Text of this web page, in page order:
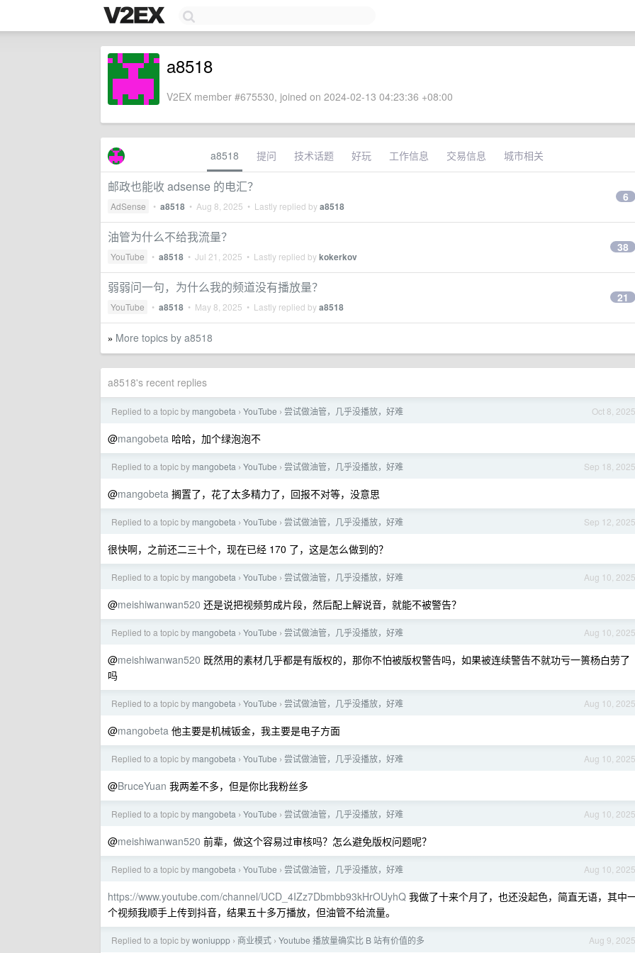
a8518
V2EX member #675530, joined on 2024-02-13 04:23:36 +08:00
a8518 提问 技术话题 好玩 工作信息 交易信息 城市相关
邮政也能收 adsense 的电汇？
AdSense • a8518 • Aug 8, 2025 • Lastly replied bya8518
6
油管为什么不给我流量？
YouTube • a8518 • Jul 21, 2025 • Lastly replied bykokerkov
38
弱弱问一句，为什么我的频道没有播放量？
YouTube • a8518 • May 8, 2025 • Lastly replied bya8518
21
» More topics by a8518
a8518's recent replies
Oct 8, 2025
Replied to a topic by mangobeta › YouTube › 尝试做油管，几乎没播放，好难
@mangobeta 哈哈，加个绿泡泡不
Sep 18, 2025
Replied to a topic by mangobeta › YouTube › 尝试做油管，几乎没播放，好难
@mangobeta 搁置了，花了太多精力了，回报不对等，没意思
Sep 12, 2025
Replied to a topic by mangobeta › YouTube › 尝试做油管，几乎没播放，好难
很快啊，之前还二三十个，现在已经 170 了，这是怎么做到的？
Aug 10, 2025
Replied to a topic by mangobeta › YouTube › 尝试做油管，几乎没播放，好难
@meishiwanwan520 还是说把视频剪成片段，然后配上解说音，就能不被警告？
Aug 10, 2025
Replied to a topic by mangobeta › YouTube › 尝试做油管，几乎没播放，好难
@meishiwanwan520 既然用的素材几乎都是有版权的，那你不怕被版权警告吗，如果被连续警告不就功亏一篑杨白劳了
吗
Aug 10, 2025
Replied to a topic by mangobeta › YouTube › 尝试做油管，几乎没播放，好难
@mangobeta 他主要是机械钣金，我主要是电子方面
Aug 10, 2025
Replied to a topic by mangobeta › YouTube › 尝试做油管，几乎没播放，好难
@BruceYuan 我两差不多，但是你比我粉丝多
Aug 10, 2025
Replied to a topic by mangobeta › YouTube › 尝试做油管，几乎没播放，好难
@meishiwanwan520 前辈，做这个容易过审核吗？怎么避免版权问题呢？
Aug 10, 2025
Replied to a topic by mangobeta › YouTube › 尝试做油管，几乎没播放，好难
https://www.youtube.com/channel/UCD_4IZz7Dbmbb93kHrOUyhQ 我做了十来个月了，也还没起色，简直无语，其中
个视频我顺手上传到抖音，结果五十多万播放，但油管不给流量。
Aug 9, 2025
Replied to a topic bywoniuppp › 商业模式 › Youtube 播放量确实比 B 站有价值的多